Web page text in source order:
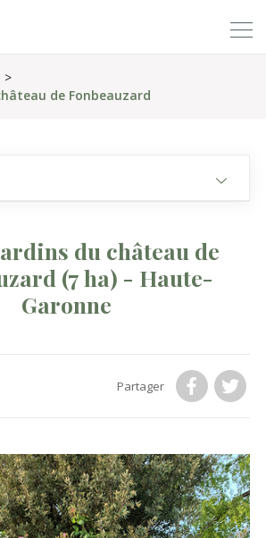
de Fonbeauzard
du château de
(7 ha) - Haute-
Garonne
Partager